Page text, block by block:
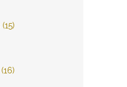
(15)
(16)